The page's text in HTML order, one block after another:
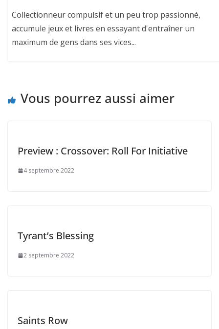
Collectionneur compulsif et un peu trop passionné,
accumule jeux et livres en essayant d'entraîner un
maximum de gens dans ses vices...
Vous pourrez aussi aimer
Preview : Crossover: Roll For Initiative
4 septembre 2022
Tyrant’s Blessing
2 septembre 2022
Saints Row